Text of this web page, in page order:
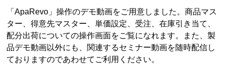
「ApaRevo」操作のデモ動画をご用意しました。商品マス
ター、得意先マスター、単価設定、受注、在庫引き当て、
配分出荷についての操作画面をご覧になれます。また、製
品デモ動画以外にも、関連するセミナー動画を随時配信し
ておりますのであわせてご利用ください。